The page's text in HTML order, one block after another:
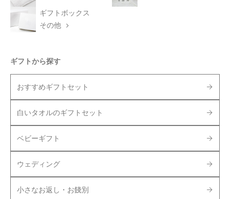
ギフトボックス
その他
ギフトから探す
おすすめギフトセット
白いタオルのギフトセット
ベビーギフト
ウェディング
小さなお返し・お餞別